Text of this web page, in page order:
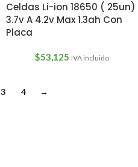
Celdas Li-ion 18650 ( 25un)
3.7v A 4.2v Max 1.3ah Con
Placa
$53,125 IVA incluido
3 4 →